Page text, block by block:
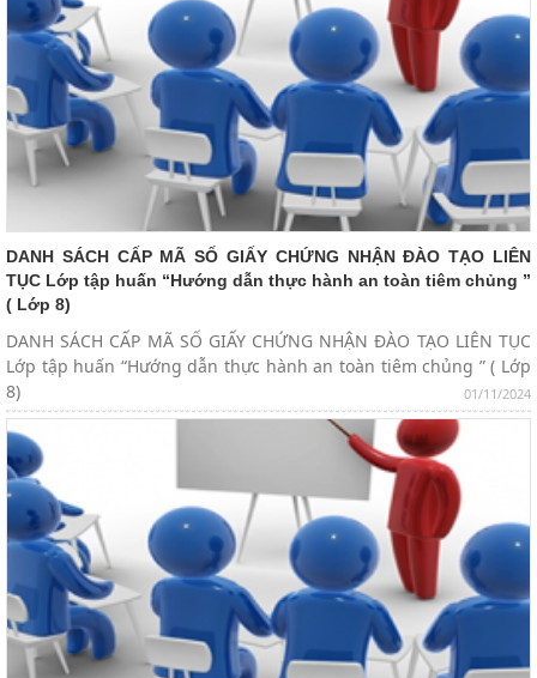
01/11/2024
DANH SÁCH CẤP MÃ SỐ GIẤY CHỨNG NHẬN ĐÀO TẠO LIÊN
TỤC Lớp tập huấn “Hướng dẫn thực hành an toàn tiêm chủng ”
( Lớp 8)
DANH SÁCH CẤP MÃ SỐ GIẤY CHỨNG NHẬN ĐÀO TẠO LIÊN TỤC
Lớp tập huấn “Hướng dẫn thực hành an toàn tiêm chủng ” ( Lớp
8)